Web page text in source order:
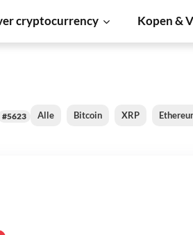
cryptocurrency Kopen &
#5623 Alle Bitcoin XRP